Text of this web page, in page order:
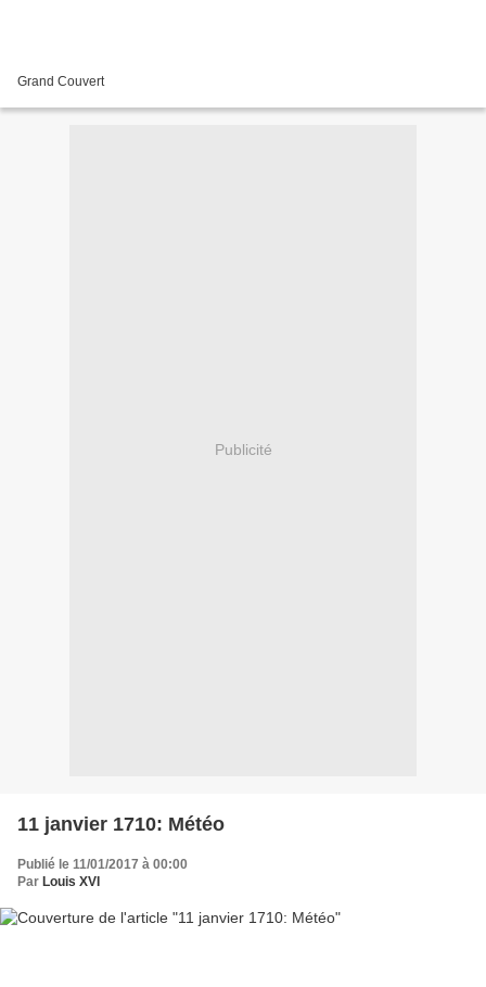
Grand Couvert
Publicité
11 janvier 1710: Météo
Publié le 11/01/2017 à 00:00
Par Louis XVI